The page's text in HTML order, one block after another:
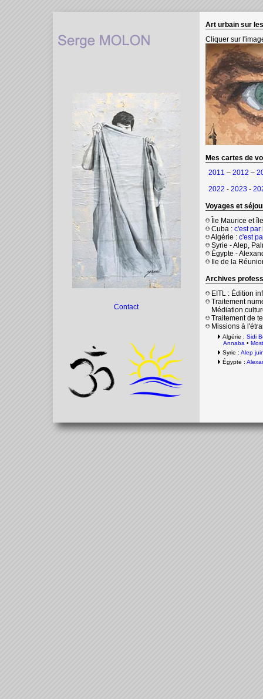
Contact
Art urbain sur
Cliquer sur
Mes cartes de
2011 – 2012 –
2022 - 2023 -
Voyages et
Île Maurice et
Cuba : c'est par
Algérie : c'est
Syrie - Alep,
Égypte -
Ile de la
Archives
EITL : Édition
Traitement
Médiation
Traitement de
Missions à
Algérie : Sidi
Annaba •
Syrie : Alep
Égypte :